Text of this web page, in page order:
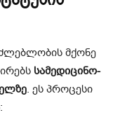
მქონე
სამედიცინო-
. ეს პროცესი